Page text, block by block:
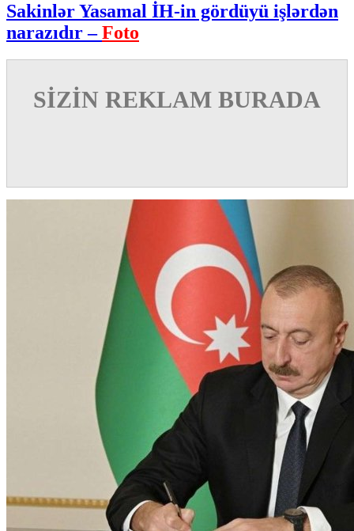
Sakinlər Yasamal İH-in gördüyü işlərdən
narazıdır –Foto
SİZİN REKLAM BURADA